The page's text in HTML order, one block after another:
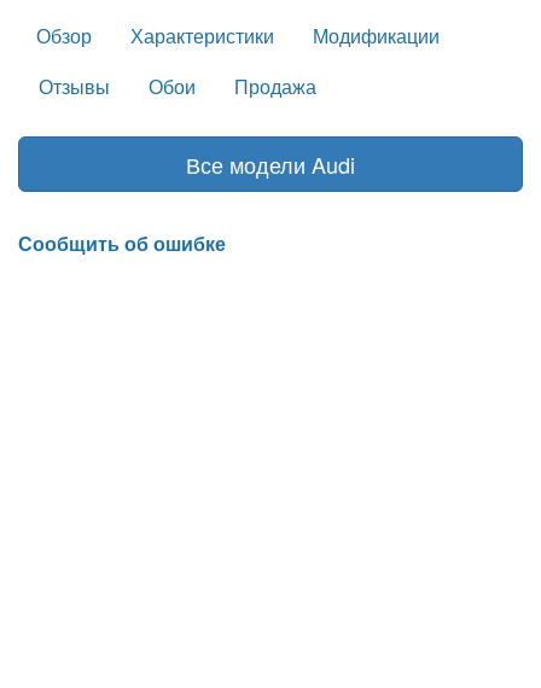
Обзор
Характеристики
Модификации
Отзывы
Обои Продажа
Все модели Audi
Сообщить об ошибке